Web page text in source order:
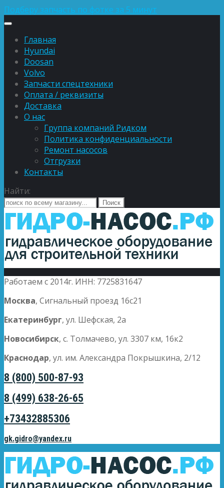
Подберу запчасть по фотке за 5 минут
Главная
Hyundai
Doosan
Volvo
Запчасти спецтехники
Оплата / реквизиты
Доставка
О нас
Группа компаний Ридком
Политика конфиденциальности
Ремонт насосов
Отгрузки
Контакты
Найти:
Работаем с 2014г. ИНН: 7725831647
Москва, Сигнальный проезд 16с21
Екатеринбург, ул. Шефская, 2а
Новосибирск, с. Толмачево, ул. 3307 км, 16к2
Краснодар, ул. им. Александра Покрышкина, 2/12
8 (800) 500-87-93
8 (499) 638-26-65
+73432885306
gk.gidro@yandex.ru